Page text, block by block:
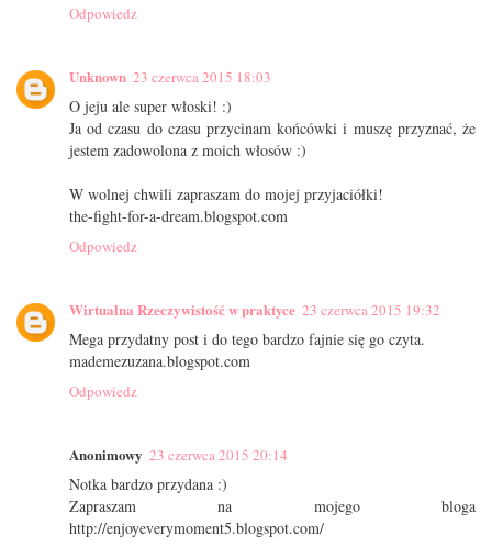
Odpowiedz
Unknown 23 czerwca 2015 18:03
O jeju ale super włoski! :)
Ja od czasu do czasu przycinam końcówki i muszę przyznać, że
jestem zadowolona z moich włosów :)
W wolnej chwili zapraszam do mojej przyjaciółki!
the-fight-for-a-dream.blogspot.com
Odpowiedz
Wirtualna Rzeczywistość w praktyce 23 czerwca 2015 19:32
Mega przydatny post i do tego bardzo fajnie się go czyta.
mademezuzana.blogspot.com
Odpowiedz
Anonimowy 23 czerwca 2015 20:14
Notka bardzo przydana :)
Zapraszam na mojego bloga
http://enjoyeverymoment5.blogspot.com/